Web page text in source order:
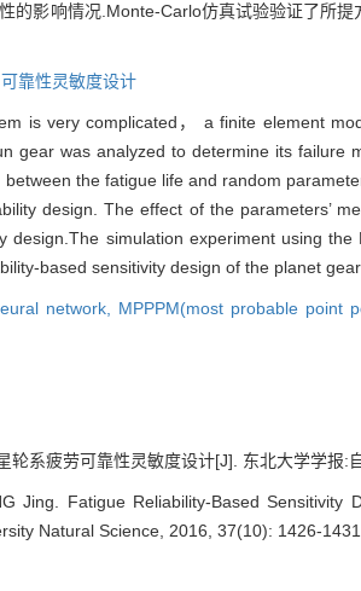
的影响情况.Monte-Carlo仿真试验验证了所
可靠性灵敏度设计
is very complicated， a finite element
gear was analyzed to determine its failure
the fatigue life and random
design. The effect of the parameters’
simulation experiment using
based sensitivity design of the planet
network, MPPPM(most probable point
轮系疲劳可靠性灵敏度设计[J]. 东北大学学报
Jing. Fatigue Reliability-Based Sensitivity
Natural Science, 2016, 37(10): 1426-